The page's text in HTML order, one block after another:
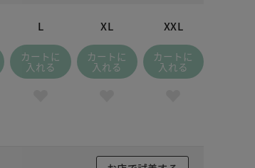
L
カートに
入れる
XL
カートに
入れる
XXL
カートに
入れる